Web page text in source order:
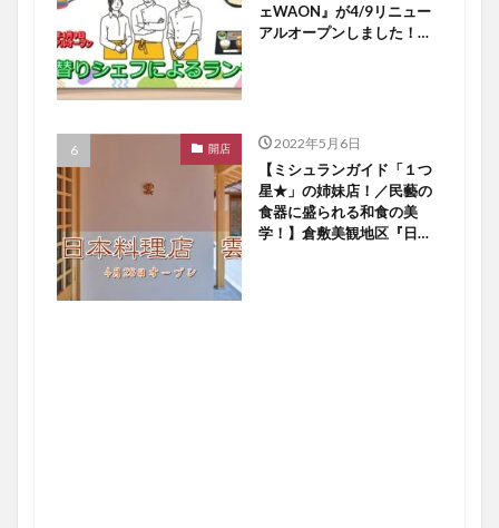
ェWAON』が4/9リニュー
アルオープンしました！
開店 2022年5月6日
【ミシュランガイド「１つ
星★」の姉妹店！／民藝の
食器に盛られる和食の美
学！】倉敷美観地区『日本